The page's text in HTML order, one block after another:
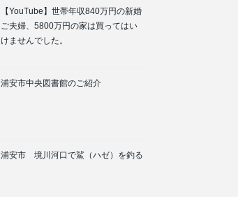
【YouTube】世帯年収840万円の新婚
ご夫婦、5800万円の家は買ってはい
けませんでした。
浦安市中央図書館のご紹介
浦安市 境川河口で鯊（ハゼ）を釣る